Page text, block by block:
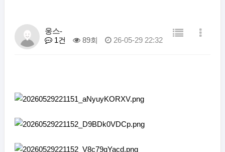
웅스-
1건
89회 26-05-29 22:32